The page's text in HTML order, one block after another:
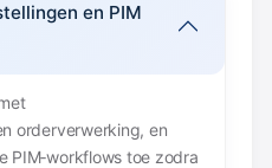
en PIM
orderverwerking, en
PIM‑workflows toe zodra